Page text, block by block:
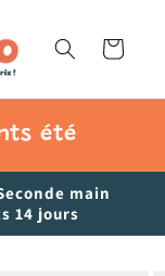
Panier
été
main
14 jours